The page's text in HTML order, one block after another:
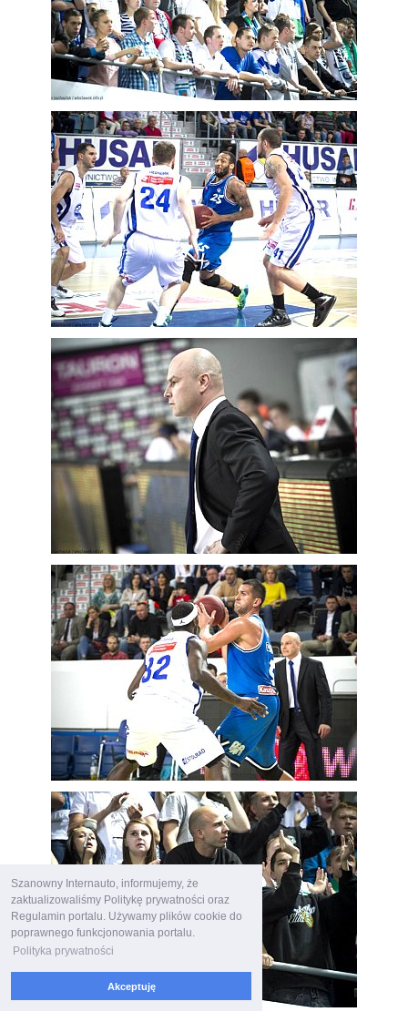
Szanowny Internauto, informujemy, że
zaktualizowaliśmy Politykę prywatności oraz
Regulamin portalu. Używamy plików cookie do
poprawnego funkcjonowania portalu.
Polityka prywatności
Akceptuję